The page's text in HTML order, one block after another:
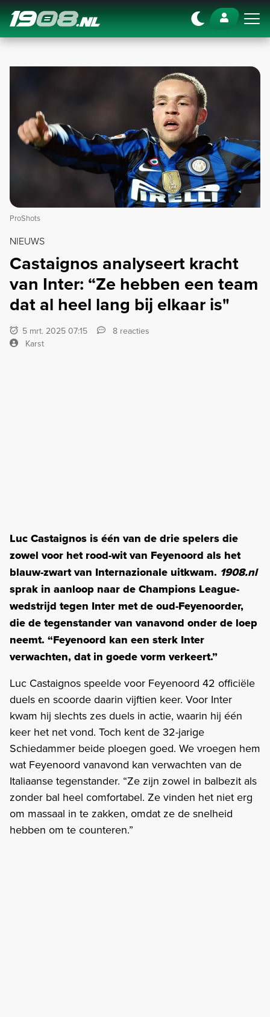
Navigation
ProShots
NIEUWS
Castaignos analyseert kracht
van Inter: “Ze hebben een team
dat al heel lang bij elkaar is"
5 mrt. 2025 07:15
8 reacties
Karst
Luc Castaignos is één van de drie spelers die
zowel voor het rood-wit van Feyenoord als het
blauw-zwart van Internazionale uitkwam. 1908.nl
sprak in aanloop naar de Champions League-
wedstrijd tegen Inter met de oud-Feyenoorder,
die de tegenstander van vanavond onder de loep
neemt. “Feyenoord kan een sterk Inter
verwachten, dat in goede vorm verkeert.”
Luc Castaignos speelde voor Feyenoord 42 officiële
duels en scoorde daarin vijftien keer. Voor Inter
kwam hij slechts zes duels in actie, waarin hij één
keer het net vond. Toch kent de 32-jarige
Schiedammer beide ploegen goed. We vroegen hem
wat Feyenoord vanavond kan verwachten van de
Italiaanse tegenstander. “Ze zijn zowel in balbezit als
zonder bal heel comfortabel. Ze vinden het niet erg
om massaal in te zakken, omdat ze de snelheid
hebben om te counteren.”